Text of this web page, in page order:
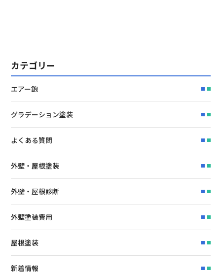
カテゴリー
エアー鉋
グラデーション塗装
よくある質問
外壁・屋根塗装
外壁・屋根診断
外壁塗装費用
屋根塗装
新着情報